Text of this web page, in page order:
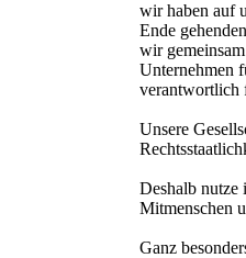
wir haben auf
Ende
wir
Unternehmen
verantwortlich
Unsere
Deshalb nutze
Mitmenschen
Ganz